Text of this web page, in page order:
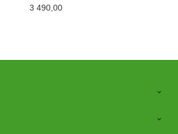
Pris
3 490,00